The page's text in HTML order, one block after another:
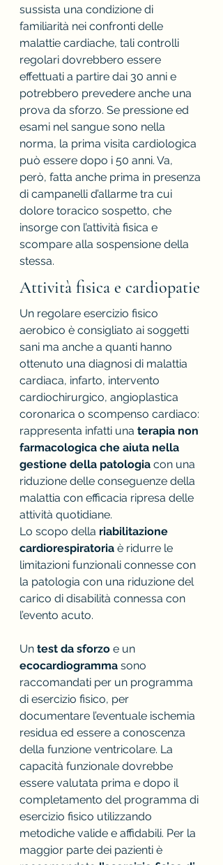
sussista una condizione di
familiarità nei confronti delle
malattie cardiache, tali controlli
regolari dovrebbero essere
effettuati a partire dai 30 anni e
potrebbero prevedere anche una
prova da sforzo. Se pressione ed
esami nel sangue sono nella
norma, la prima visita cardiologica
può essere dopo i 50 anni. Va,
però, fatta anche prima in presenza
di campanelli d’allarme tra cui
dolore toracico sospetto, che
insorge con l’attività fisica e
scompare alla sospensione della
stessa.
Attività fisica e cardiopatie
Un regolare esercizio fisico
aerobico è consigliato ai soggetti
sani ma anche a quanti hanno
ottenuto una diagnosi di malattia
cardiaca, infarto, intervento
cardiochirurgico, angioplastica
coronarica o scompenso cardiaco:
rappresenta infatti una terapia non
farmacologica che aiuta nella
gestione della patologia con una
riduzione delle conseguenze della
malattia con efficacia ripresa delle
attività quotidiane.
Lo scopo della riabilitazione
cardiorespiratoria è ridurre le
limitazioni funzionali connesse con
la patologia con una riduzione del
carico di disabilità connessa con
l’evento acuto.
Un test da sforzo e un
ecocardiogramma sono
raccomandati per un programma
di esercizio fisico, per
documentare l’eventuale ischemia
residua ed essere a conoscenza
della funzione ventricolare. La
capacità funzionale dovrebbe
essere valutata prima e dopo il
completamento del programma di
esercizio fisico utilizzando
metodiche valide e affidabili. Per la
maggior parte dei pazienti è